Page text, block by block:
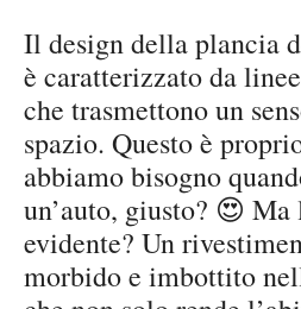
Il design della plancia
è caratterizzato da
che trasmettono un
spazio. Questo è
abbiamo bisogno
un’auto, giusto? 😍
evidente? Un
morbido e imbottito